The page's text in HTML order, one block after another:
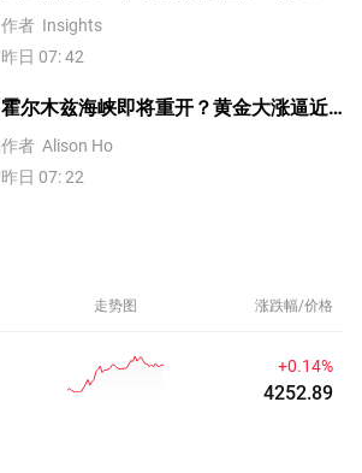
WTI原油、美元指数、纳指100指数技术
分析
作者 Insights
昨日 07: 42
霍尔木兹海峡即将重开？黄金大涨逼近
4200美元！原油价格3连跌
作者 Alison Ho
昨日 07: 22
走势图 涨跌幅/价格
+0.14%
4252.89